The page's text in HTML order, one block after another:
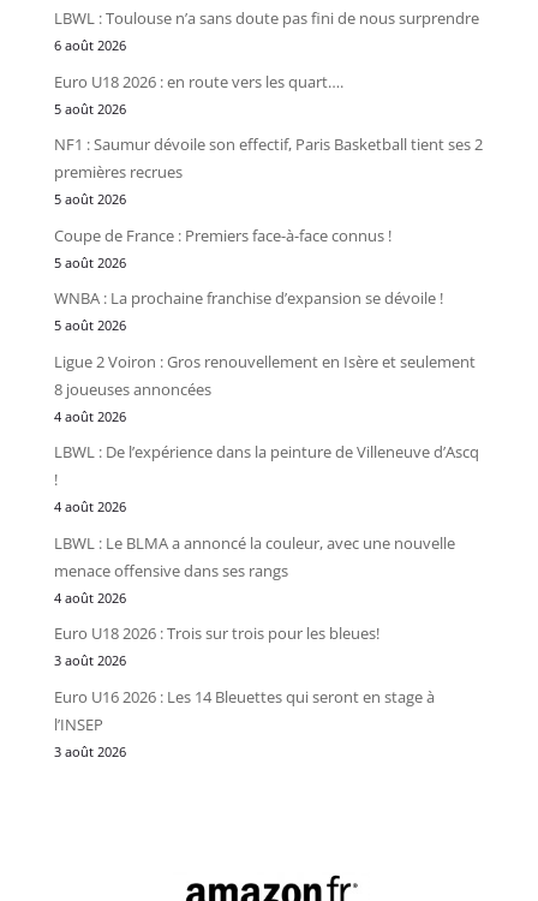
LBWL : Toulouse n’a sans doute pas fini de nous surprendre
6 août 2026
Euro U18 2026 : en route vers les quart….
5 août 2026
NF1 : Saumur dévoile son effectif, Paris Basketball tient ses 2
premières recrues
5 août 2026
Coupe de France : Premiers face-à-face connus !
5 août 2026
WNBA : La prochaine franchise d’expansion se dévoile !
5 août 2026
Ligue 2 Voiron : Gros renouvellement en Isère et seulement
8 joueuses annoncées
4 août 2026
LBWL : De l’expérience dans la peinture de Villeneuve d’Ascq
!
4 août 2026
LBWL : Le BLMA a annoncé la couleur, avec une nouvelle
menace offensive dans ses rangs
4 août 2026
Euro U18 2026 : Trois sur trois pour les bleues!
3 août 2026
Euro U16 2026 : Les 14 Bleuettes qui seront en stage à
l’INSEP
3 août 2026